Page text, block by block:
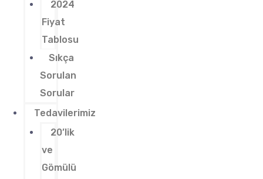
2024
Fiyat
Tablosu
Sıkça
Sorulan
Sorular
Tedavilerimiz
20’lik
ve
Gömülü